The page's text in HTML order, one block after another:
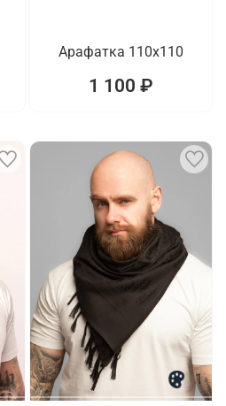
Арафатка 110x110
1 100 ₽
1 1